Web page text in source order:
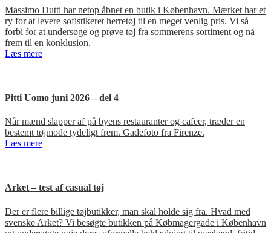
Massimo Dutti har netop åbnet en butik i København. Mærket har et
ry for at levere sofistikeret herretøj til en meget venlig pris. Vi så
forbi for at undersøge og prøve tøj fra sommerens sortiment og nå
frem til en konklusion.
Læs mere
Pitti Uomo juni 2026 – del 4
Når mænd slapper af på byens restauranter og cafeer, træder en
bestemt tøjmode tydeligt frem. Gadefoto fra Firenze.
Læs mere
Arket – test af casual tøj
Der er flere billige tøjbutikker, man skal holde sig fra. Hvad med
svenske Arket? Vi besøgte butikken på Købmagergade i København